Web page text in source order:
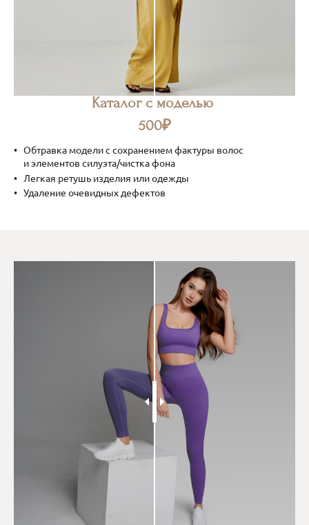
Каталог с моделью
500₽
Обтравка модели с сохранением фактуры волос
и элементов силуэта/чистка фона
Легкая ретушь изделия или одежды
Удаление очевидных дефектов